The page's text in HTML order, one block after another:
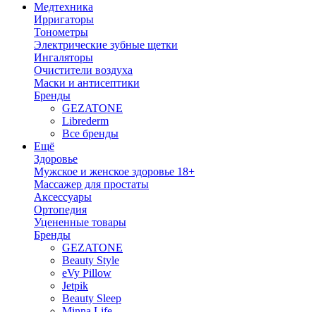
Медтехника
Ирригаторы
Тонометры
Электрические зубные щетки
Ингаляторы
Очистители воздуха
Маски и антисептики
Бренды
GEZATONE
Librederm
Все бренды
Ещё
Здоровье
Мужское и женское здоровье 18+
Массажер для простаты
Аксессуары
Ортопедия
Уцененные товары
Бренды
GEZATONE
Beauty Style
eVy Pillow
Jetpik
Beauty Sleep